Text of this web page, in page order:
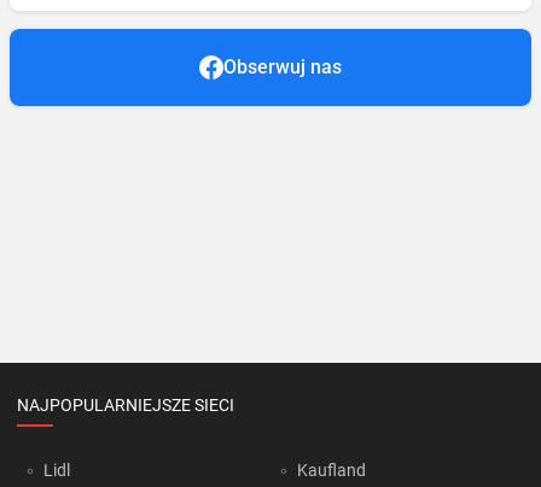
Obserwuj nas
NAJPOPULARNIEJSZE SIECI
Lidl Kaufland